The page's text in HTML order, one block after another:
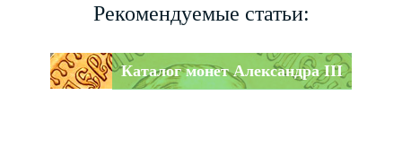
Рекомендуемые статьи:
Каталог монет Александра III